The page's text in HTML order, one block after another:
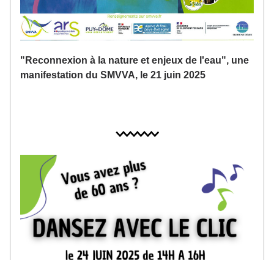
"Reconnexion à la nature et enjeux de l'eau", une
manifestation du SMVVA, le 21 juin 2025